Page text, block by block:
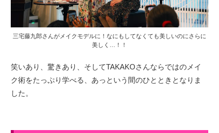
三宅藤九郎さんがメイクモデルに！なにもしてなくても美しいのにさらに
美しく…！！
笑いあり、驚きあり、そしてTAKAKOさんならではのメイ
ク術をたっぷり学べる、あっという間のひとときとなりま
した。